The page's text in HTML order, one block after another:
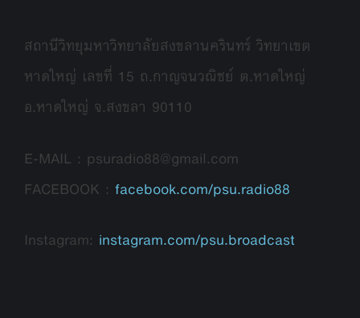
สถานีวิทยุมหาวิทยาลัยสงขลานครินทร์ วิทยาเขต
หาดใหญ่ เลขที่ 15 ถ.กาญจนวณิชย์ ต.หาดใหญ่
อ.หาดใหญ่ จ.สงขลา 90110
E-MAIL : psuradio88@gmail.com
FACEBOOK : facebook.com/psu.radio88
Instagram: instagram.com/psu.broadcast